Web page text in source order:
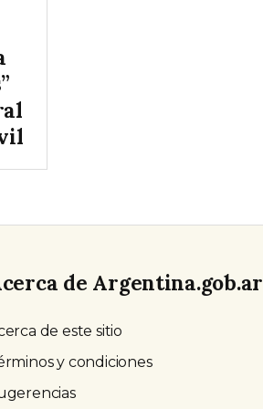
de Argentina.gob.ar
de este sitio
y condiciones